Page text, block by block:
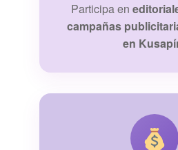
Participa en
campañas
en